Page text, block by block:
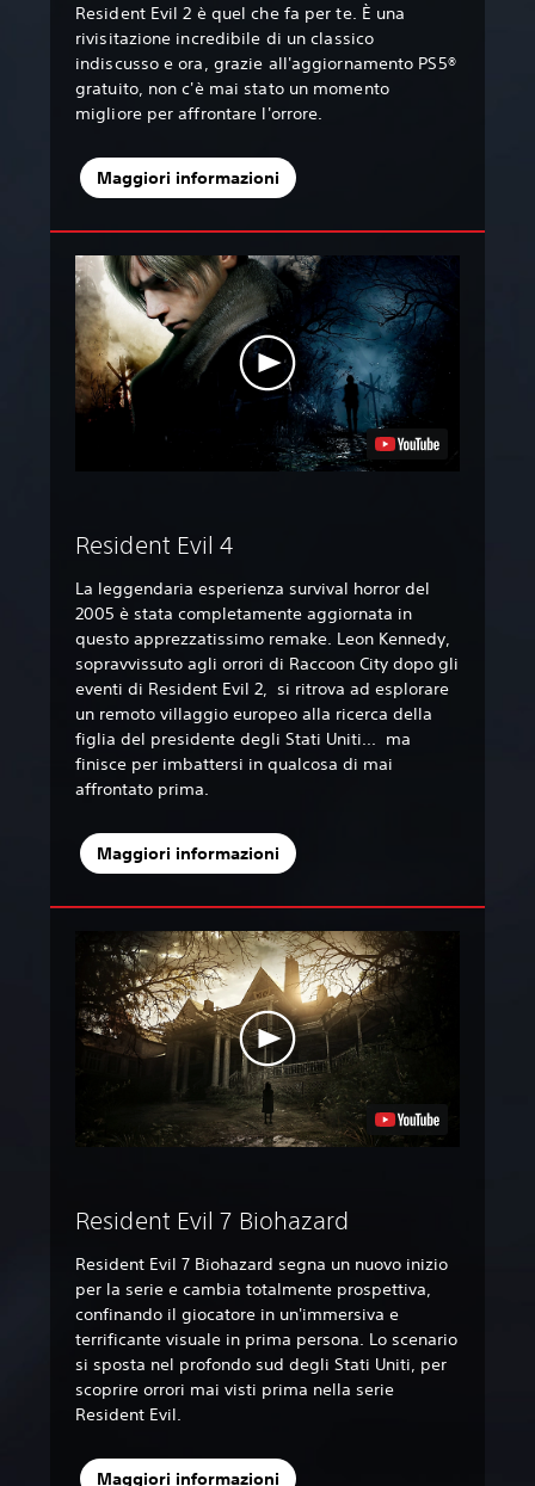
Resident Evil 2 è quel che fa per te. È una
rivisitazione incredibile di un classico
indiscusso e ora, grazie all'aggiornamento PS5®
gratuito, non c'è mai stato un momento
migliore per affrontare l'orrore.
Maggiori informazioni
Resident Evil 4
La leggendaria esperienza survival horror del
2005 è stata completamente aggiornata in
questo apprezzatissimo remake. Leon Kennedy,
sopravvissuto agli orrori di Raccoon City dopo gli
eventi di Resident Evil 2, si ritrova ad esplorare
un remoto villaggio europeo alla ricerca della
figlia del presidente degli Stati Uniti... ma
finisce per imbattersi in qualcosa di mai
affrontato prima.
Maggiori informazioni
Resident Evil 7 Biohazard
Resident Evil 7 Biohazard segna un nuovo inizio
per la serie e cambia totalmente prospettiva,
confinando il giocatore in un'immersiva e
terrificante visuale in prima persona. Lo scenario
si sposta nel profondo sud degli Stati Uniti, per
scoprire orrori mai visti prima nella serie
Resident Evil.
Maggiori informazioni